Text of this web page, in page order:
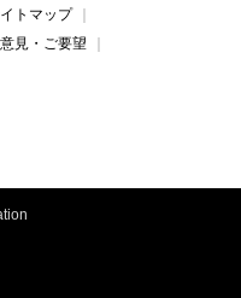
トマップ
見・ご要望